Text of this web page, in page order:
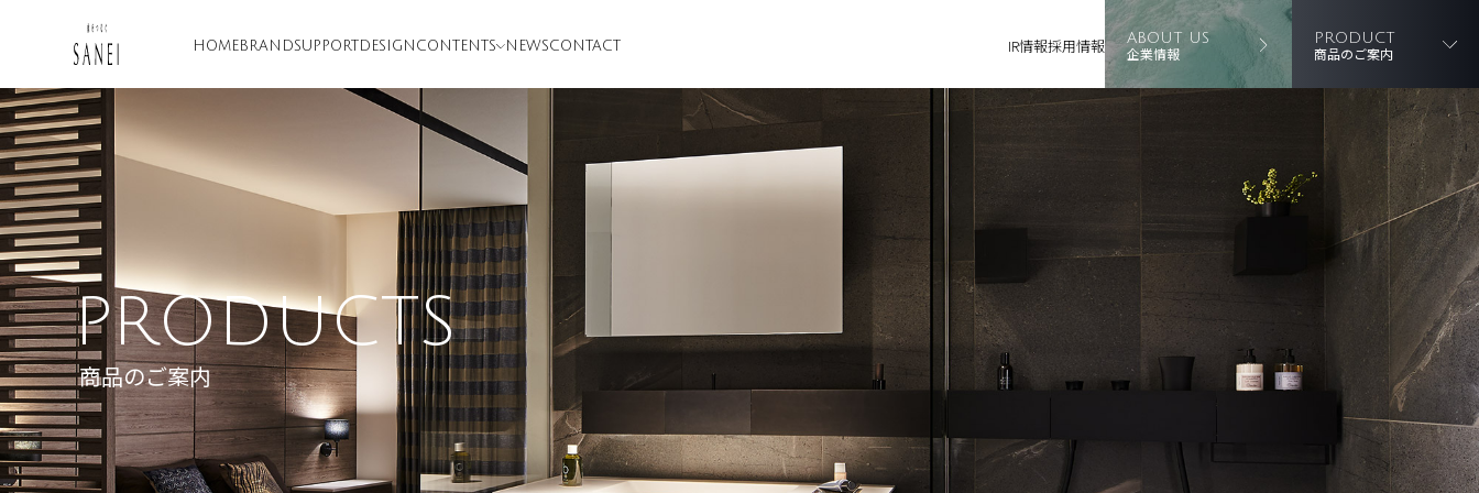
HOME BRANDSUPPORT DESIGN CONTENTS NEWSCONTACT IR情報採用情報 ABOUT US
企業情報
PRODUCT
商品のご案内
PRODUCTS
商品のご案内